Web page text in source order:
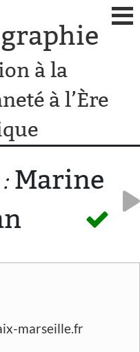
à la
à l’Ère
Marine
marseille.fr